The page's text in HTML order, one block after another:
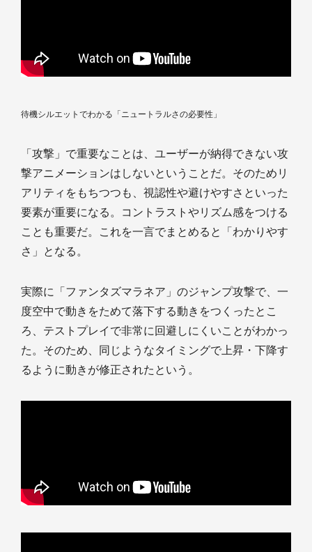
待機シルエットでわかる「ニュートラルさの必要性」
「攻撃」で重要なことは、ユーザーが納得できない攻
撃アニメーションはしないということだ。そのためリ
アリティをもちつつも、視認性や避けやすさといった
要素が重要になる。コントラストやリズム感をつける
ことも重要だ。これを一言でまとめると「わかりやす
さ」となる。
実際に「ファンタズマラネア」のジャンプ攻撃で、一
度空中で動きをためて落下する動きをつくったとこ
ろ、テストプレイで非常に回避しにくいことがわかっ
た。そのため、同じようなタイミングで上昇・下降す
るように動きが修正されたという。